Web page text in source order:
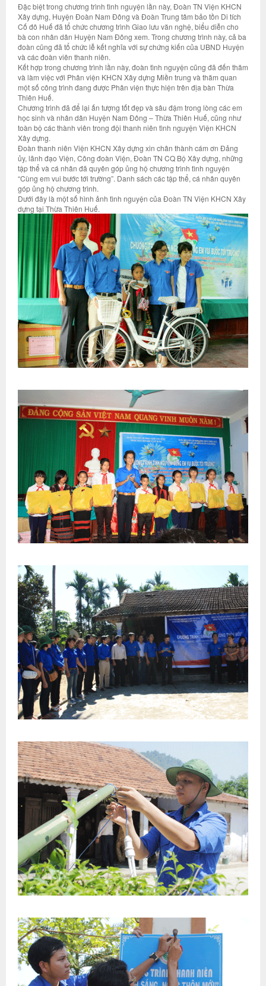
Đặc biệt trong chương trình tình nguyện lần này, Đoàn TN Viện KHCN
Xây dựng, Huyện Đoàn Nam Đông và Đoàn Trung tâm bảo tồn Di tích
Cố đô Huế đã tổ chức chương trình Giao lưu văn nghệ, biểu diễn cho
bà con nhân dân Huyện Nam Đông xem. Trong chương trình này, cả ba
đoàn cũng đã tổ chức lễ kết nghĩa với sự chứng kiến của UBND Huyện
và các đoàn viên thanh niên.
Kết hợp trong chương trình lần này, đoàn tình nguyện cũng đã đến thăm
và làm việc với Phân viện KHCN Xây dựng Miền trung và thăm quan
một số công trình đang được Phân viện thực hiện trên địa bàn Thừa
Thiên Huế.
Chương trình đã để lại ấn tượng tốt đẹp và sâu đậm trong lòng các em
học sinh và nhân dân Huyện Nam Đông – Thừa Thiên Huế, cũng như
toàn bộ các thành viên trong đội thanh niên tình nguyện Viện KHCN
Xây dựng.
Đoàn thanh niên Viện KHCN Xây dựng xin chân thành cám ơn Đảng
ủy, lãnh đạo Viện, Công đoàn Viện, Đoàn TN CQ Bộ Xây dựng, những
tập thể và cá nhân đã quyên góp ủng hộ chương trình tình nguyện
“Cùng em vui bước tới trường”. Danh sách các tập thể, cá nhân quyên
góp ủng hộ chương trình.
Dưới đây là một số hình ảnh tình nguyện của Đoàn TN Viện KHCN Xây
dựng tại Thừa Thiên Huế.